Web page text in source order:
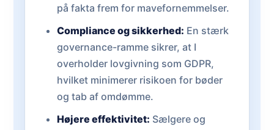
på fakta frem for mavefornemmelser.
Compliance og sikkerhed: En stærk
governance-ramme sikrer, at I
overholder lovgivning som GDPR,
hvilket minimerer risikoen for bøder
og tab af omdømme.
Højere effektivitet: Sælgere og